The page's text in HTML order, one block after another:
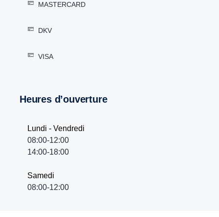
MASTERCARD
DKV
VISA
Heures d’ouverture
Lundi - Vendredi
08:00-12:00
14:00-18:00
Samedi
08:00-12:00